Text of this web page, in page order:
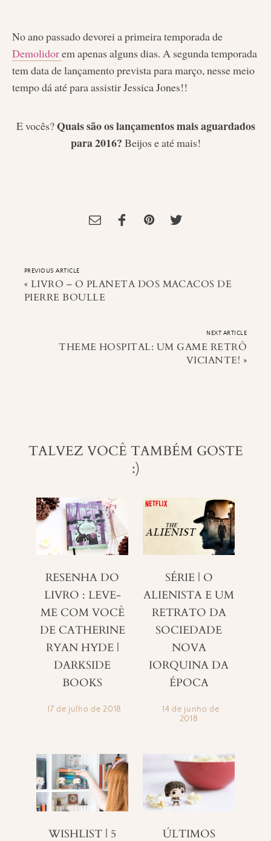
No ano passado devorei a primeira temporada de
Demolidorem apenas alguns dias. A segunda temporada
tem data de lançamento prevista para março, nesse meio
tempo dá até para assistir Jessica Jones!!
E vocês?Quais são os lançamentos mais aguardados
para 2016? Beijos e até mais!
PREVIOUS ARTICLE
« LIVRO – O PLANETA DOS MACACOS DE
PIERRE BOULLE
NEXT ARTICLE
THEME HOSPITAL: UM GAME RETRÔ
VICIANTE! »
TALVEZ VOCÊ TAMBÉM GOSTE
:)
RESENHA DO
LIVRO : LEVE-
ME COM VOCÊ
DE CATHERINE
RYAN HYDE |
DARKSIDE
BOOKS
17 de julho de 2018
SÉRIE | O
ALIENISTA E UM
RETRATO DA
SOCIEDADE
NOVA
IORQUINA DA
ÉPOCA
14 de junho de
2018
WISHLIST | 5
ÚLTIMOS